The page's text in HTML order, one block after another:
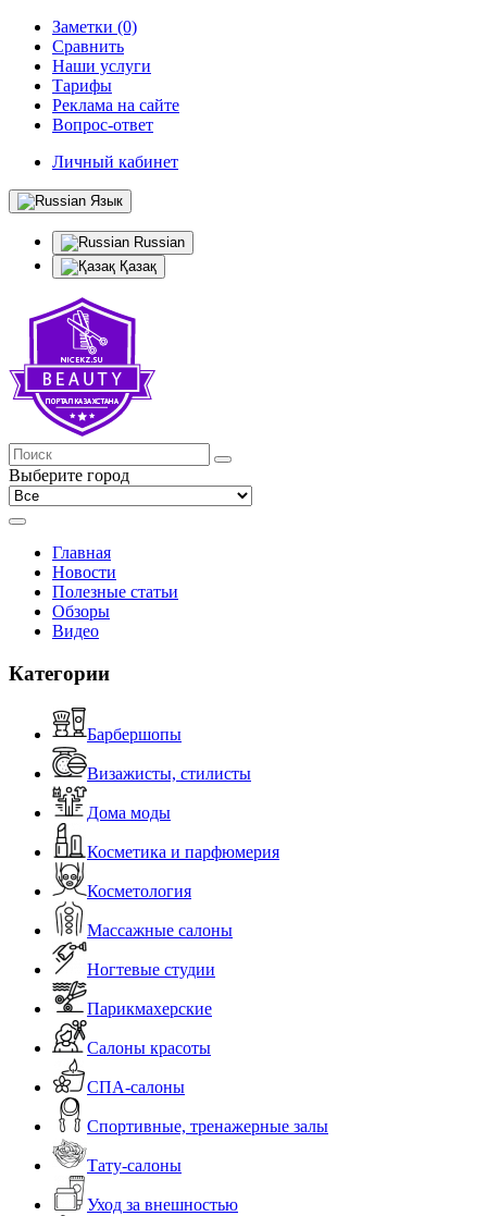
Заметки (0)
Сравнить
Наши услуги
Тарифы
Реклама на сайте
Вопрос-ответ
Личный кабинет
Язык
Russian
Қазақ
Выберите город
Главная
Новости
Полезные статьи
Обзоры
Видео
Категории
Барбершопы
Визажисты, стилисты
Дома моды
Косметика и парфюмерия
Косметология
Массажные салоны
Ногтевые студии
Парикмахерские
Салоны красоты
СПА-салоны
Спортивные, тренажерные залы
Тату-салоны
Уход за внешностью